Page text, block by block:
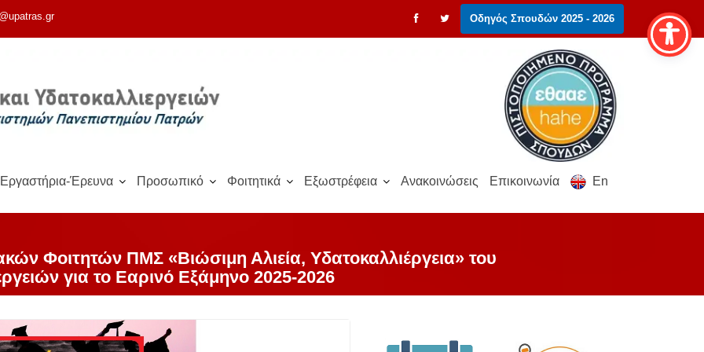
Οδηγός Σπουδών 2025 - 2026
Εργαστήρια-Έρευνα Προσωπικό Φοιτητικά Εξωστρέφεια Ανακοινώσεις Επικοινωνία En
Φοιτητών ΠΜΣ «Βιώσιμη Αλιεία, Υδατοκαλλιέργεια» του
για το Εαρινό Εξάμηνο 2025-2026